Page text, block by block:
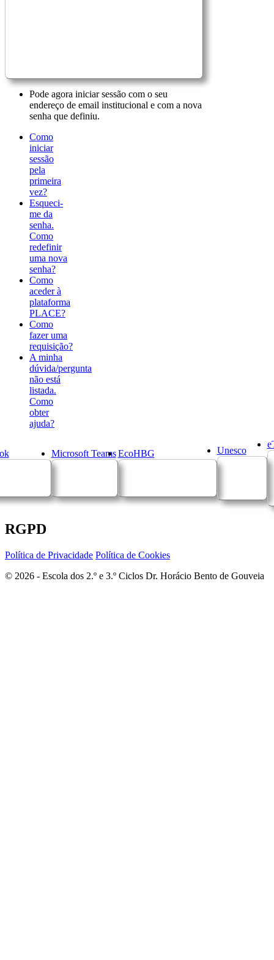
Pode agora iniciar sessão com o seu
endereço de email institucional e com a nova
senha que definiu.
Como
iniciar
sessão
pela
primeira
vez?
Esqueci-
me da
senha.
Como
redefinir
uma nova
senha?
Como
aceder à
plataforma
PLACE?
Como
fazer uma
requisição?
A minha
dúvida/pergunta
não está
listada.
Como
obter
ajuda?
Microsoft Teams EcoHBG Unesco
RGPD
Política de Privacidade Política de Cookies
© 2026 - Escola dos 2.º e 3.º Ciclos Dr. Horácio Bento de Gouveia